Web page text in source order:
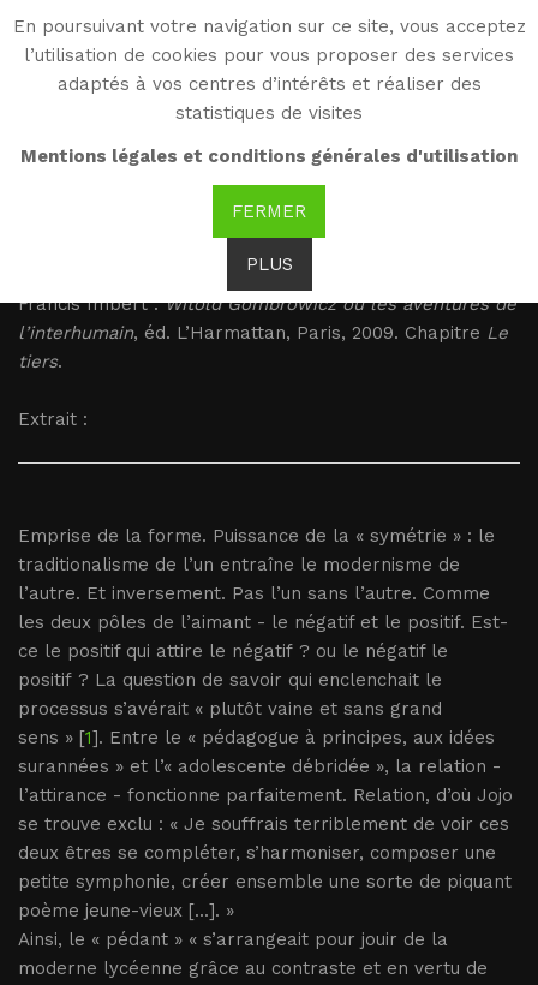
En poursuivant votre navigation sur ce site, vous acceptez
l’utilisation de cookies pour vous proposer des services
adaptés à vos centres d’intérêts et réaliser des
statistiques de visites
Mentions légales et conditions générales d'utilisation
FERMER
PLUS
WG
Witold Gombrowicz
Imbert : Le tiers
Francis Imbert :Witold Gombrowicz ou les aventures de
l’interhumain, éd. L’Harmattan, Paris, 2009. Chapitre Le
tiers.
Extrait :
Emprise de la forme. Puissance de la « symétrie » : le
traditionalisme de l’un entraîne le modernisme de
l’autre. Et inversement. Pas l’un sans l’autre. Comme
les deux pôles de l’aimant - le négatif et le positif. Est-
ce le positif qui attire le négatif ? ou le négatif le
positif ? La question de savoir qui enclenchait le
processus s’avérait « plutôt vaine et sans grand
sens » [1]. Entre le « pédagogue à principes, aux idées
surannées » et l’« adolescente débridée », la relation -
l’attirance - fonctionne parfaitement. Relation, d’où Jojo
se trouve exclu : « Je souffrais terriblement de voir ces
deux êtres se compléter, s’harmoniser, composer une
petite symphonie, créer ensemble une sorte de piquant
poème jeune-vieux [...]. »
Ainsi, le « pédant » « s’arrangeait pour jouir de la
moderne lycéenne grâce au contraste et en vertu de